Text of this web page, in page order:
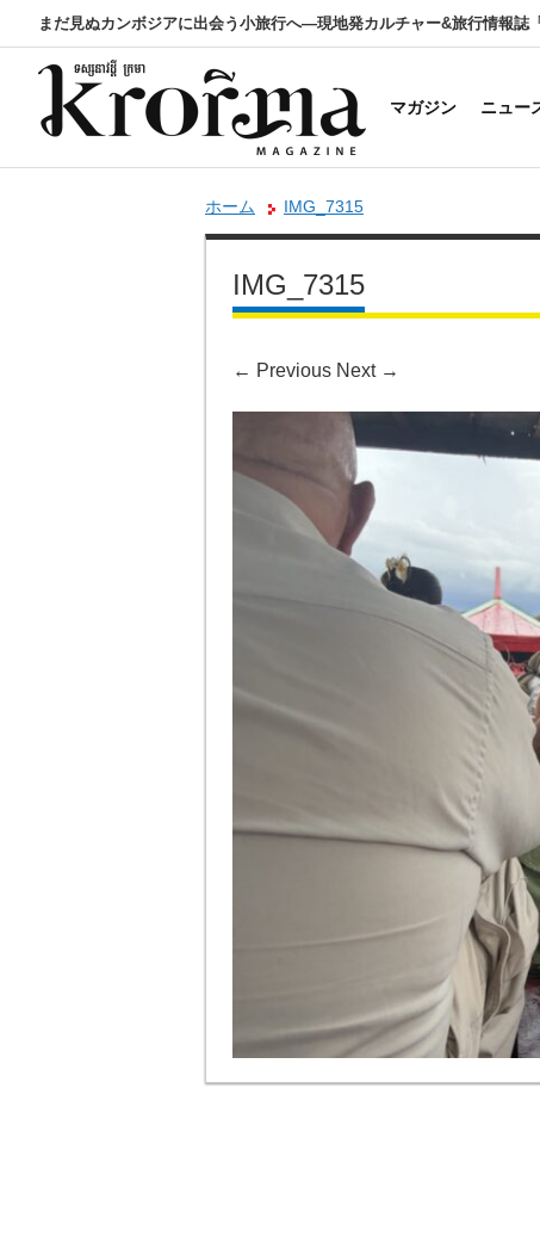
まだ見ぬカンボジアに出会う小旅行へ―現地発カルチャー&旅行情報誌
マガジン ニュー
ホーム IMG_7315
IMG_7315
← Previous Next →